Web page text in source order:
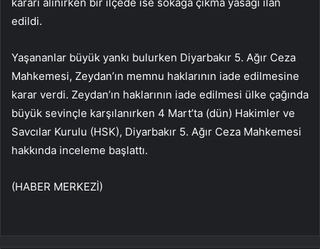
edildi.
Yaşananlar büyük yankı bulurken Diyarbakır 5. Ağır Ceza
Mahkemesi, Zeydan’ın memnu haklarının iade edilmesine
karar verdi. Zeydan’ın haklarının iade edilmesi ülke çağında
büyük sevinçle karşılanırken 4 Mart’ta (dün) Hakimler ve
Savcılar Kurulu (HSK), Diyarbakır 5. Ağır Ceza Mahkemesi
hakkında inceleme başlattı.
(HABER MERKEZİ)